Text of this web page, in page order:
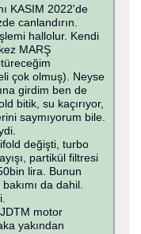
KASIM 2022'de
canlandırın.
hallolur. Kendi
MARŞ
çok olmuş). Neyse
girdim ben de
bitik, su kaçırıyor,
saymıyorum bile.
değişti, turbo
partikül filtresi
lira. Bunun
da dahil.
motor
yakından